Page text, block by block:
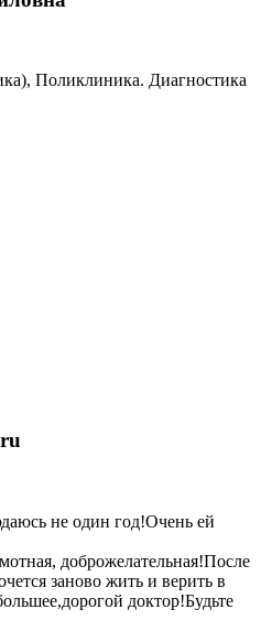
Поликлиника. Диагностика
не один год!Очень ей
доброжелательная!После
заново жить и верить в
доктор!Будьте